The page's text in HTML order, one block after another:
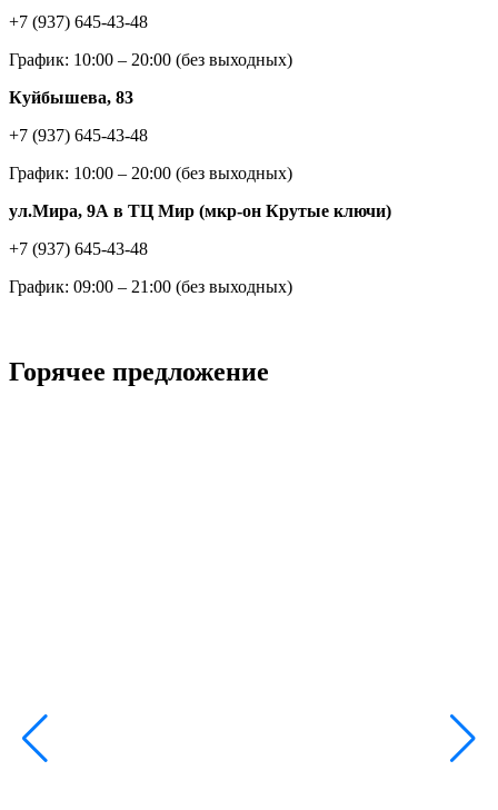
+7 (937) 645-43-48
График: 10:00 – 20:00 (без выходных)
Куйбышева, 83
+7 (937) 645-43-48
График: 10:00 – 20:00 (без выходных)
ул.Мира, 9А в ТЦ Мир (мкр-он Крутые ключи)
+7 (937) 645-43-48
График: 09:00 – 21:00 (без выходных)
Горячее предложение